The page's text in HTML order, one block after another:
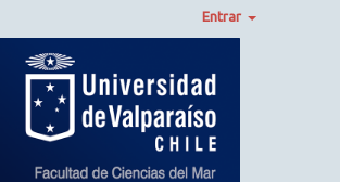
Entrar